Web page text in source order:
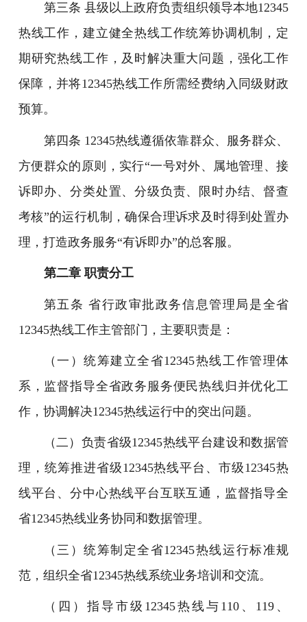
第三条 县级以上政府负责组织领导本地12345
热线工作，建立健全热线工作统筹协调机制，定
期研究热线工作，及时解决重大问题，强化工作
保障，并将12345热线工作所需经费纳入同级财政
预算。
第四条 12345热线遵循依靠群众、服务群众、
方便群众的原则，实行“一号对外、属地管理、接
诉即办、分类处置、分级负责、限时办结、督查
考核”的运行机制，确保合理诉求及时得到处置办
理，打造政务服务“有诉即办”的总客服。
第二章 职责分工
第五条 省行政审批政务信息管理局是全省
12345热线工作主管部门，主要职责是：
（一）统筹建立全省12345热线工作管理体
系，监督指导全省政务服务便民热线归并优化工
作，协调解决12345热线运行中的突出问题。
（二）负责省级12345热线平台建设和数据管
理，统筹推进省级12345热线平台、市级12345热
线平台、分中心热线平台互联互通，监督指导全
省12345热线业务协同和数据管理。
（三）统筹制定全省12345热线运行标准规
范，组织全省12345热线系统业务培训和交流。
（四）指导市级12345热线与110、119、